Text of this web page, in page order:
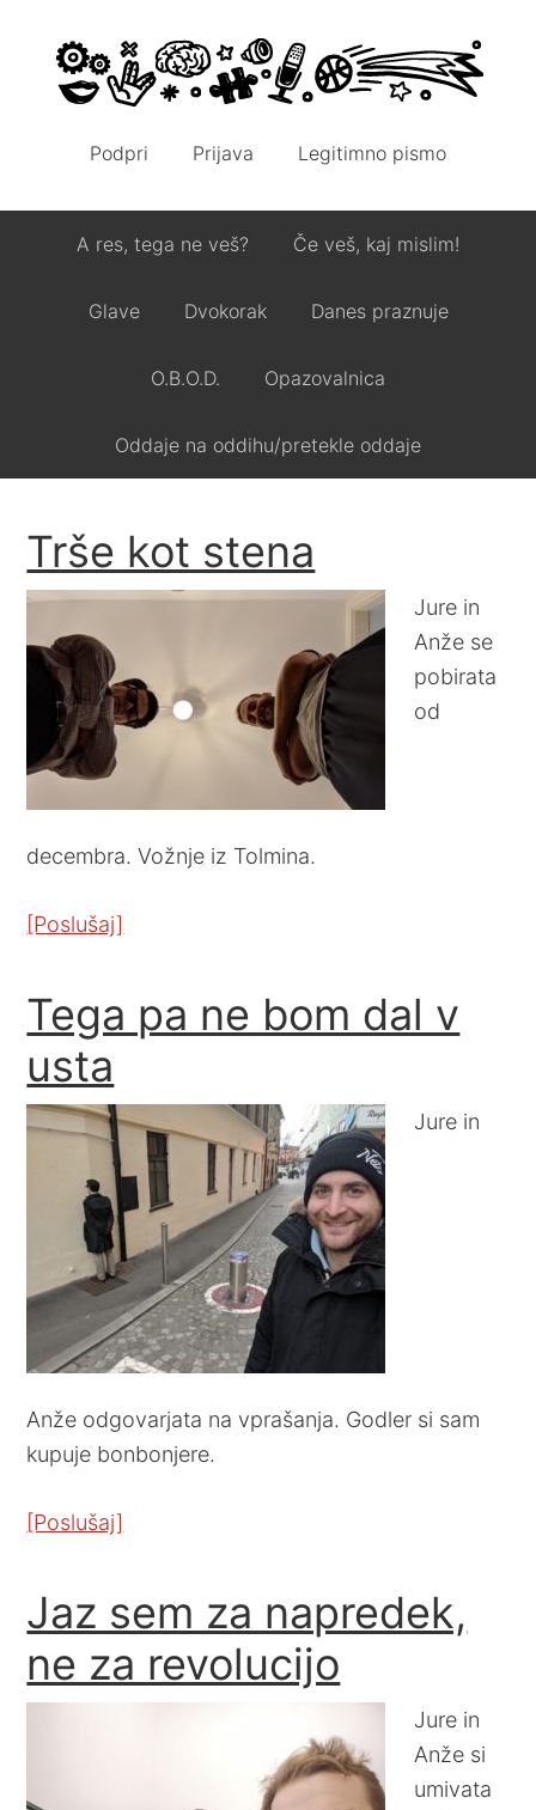
Podpri Prijava Legitimno pismo
A res, tega ne veš? Če veš, kaj mislim!
Glave Dvokorak Danes praznuje
O.B.O.D. Opazovalnica
Oddaje na oddihu/pretekle oddaje
Trše kot stena
Jure in
Anže se
pobirata
od
decembra. Vožnje iz Tolmina.
[Poslušaj]
Tega pa ne bom dal v
usta
Jure in
Anže odgovarjata na vprašanja. Godler si sam
kupuje bonbonjere.
[Poslušaj]
Jaz sem za napredek,
ne za revolucijo
Jure in
Anže si
umivata